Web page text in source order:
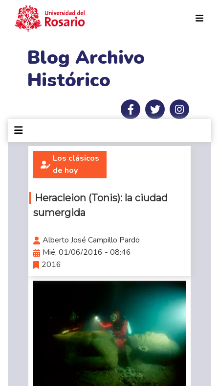
Blog Archivo
Histórico
Los clásicos
de hoy
Heracleion (Tonis): la ciudad
sumergida
Alberto José Campillo Pardo
Mié, 01/06/2016 - 08:46
2016